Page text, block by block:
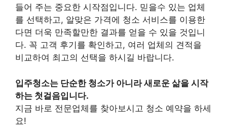
들어 주는 중요한 시작점입니다. 믿을수 있는 업체
를 선택하고, 알맞은 가격에 청소 서비스를 이용한
다면 더욱 만족할만한 결과를 얻을 수 있을 것입니
다. 꼭 고객 후기를 확인하고, 여러 업체의 견적을
비교하여 최고의 선택을 하시길 바랍니다.
입주청소는 단순한 청소가 아니라 새로운 삶을 시작
하는 첫걸음입니다.
지금 바로 전문업체를 찾아보시고 청소 예약을 하세
요!